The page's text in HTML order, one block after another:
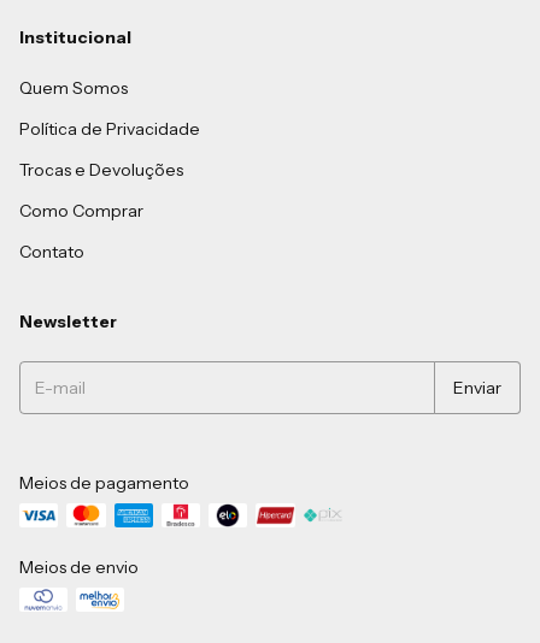
Institucional
Quem Somos
Política de Privacidade
Trocas e Devoluções
Como Comprar
Contato
Newsletter
Meios de pagamento
Meios de envio